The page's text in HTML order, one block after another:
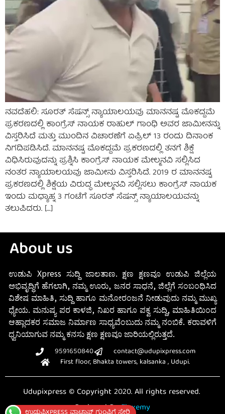
ನವದೆಹಲಿ: ಸೂರತ್ ಸೆಷನ್ಸ್ ನ್ಯಾಯಾಲಯವು ಮಾನನಷ್ಟ ಮೊಕದ್ದಮೆ
ಪ್ರಕರಣದಲ್ಲಿ ಕಾಂಗ್ರೆಸ್ ನಾಯಕ ರಾಹುಲ್ ಗಾಂಧಿ ಅವರ ಜಾಮೀನನ್ನು
ವಿಸ್ತರಿಸಿದೆ ಮತ್ತು ಮುಂದಿನ ವಿಚಾರಣೆಗೆ ಏಪ್ರಿಲ್ 13 ರಂದು ದಿನಾಂಕ
ನಿಗದಿಪಡಿಸಿದೆ. ಮಾನನಷ್ಟ ಮೊಕದ್ದಮೆ ಪ್ರಕರಣದಲ್ಲಿ ತನಗೆ ಶಿಕ್ಷೆ
ವಿಧಿಸಿರುವುದನ್ನು ಪ್ರಶ್ನಿಸಿ ಕಾಂಗ್ರೆಸ್ ನಾಯಕ ಮೇಲ್ಮನವಿ ಸಲ್ಲಿಸಿದ
ನಂತರ ನ್ಯಾಯಾಲಯವು ಜಾಮೀನು ವಿಸ್ತರಿಸಿದೆ. 2019 ರ ಮಾನನಷ್ಟ
ಪ್ರಕರಣದಲ್ಲಿ ಶಿಕ್ಷೆಯ ವಿರುದ್ಧ ಮೇಲ್ಮನವಿ ಸಲ್ಲಿಸಲು ಕಾಂಗ್ರೆಸ್ ನಾಯಕ
ಇಂದು ಮಧ್ಯಾಹ್ನ 3 ಗಂಟೆಗೆ ಸೂರತ್ ಸೆಷನ್ಸ್ ನ್ಯಾಯಾಲಯವನ್ನು
ತಲುಪಿದರು. […]
About us
ಉಡುಪಿ Xpress ಸುದ್ದಿ ಜಾಲತಾಣ. ಕ್ಷಣ ಕ್ಷಣವೂ ಉಡುಪಿ ಜಿಲ್ಲೆಯ
ಅಭಿವೃದ್ಧಿಗೆ ಹೆಗಲಾಗಿ, ನಮ್ಮ ಊರು, ಜನರ ಸಾಧನೆ, ಜಿಲ್ಲೆಗೆ ಸಂಬಂಧಿಸಿದ
ವಿಶೇಷ ಮಾಹಿತಿ, ಸುದ್ದಿ ಹಾಗೂ ಮನೋರಂಜನೆ ನೀಡುವುದು ನಮ್ಮ ಮುಖ್ಯ
ಧ್ಯೇಯ. ಮನುಷ್ಯ ಪರ ಕಾಳಜಿ, ನಿಖರ ಹಾಗೂ ಪಕ್ವ ಸುದ್ದಿ, ಮಾಹಿತಿಯಿಂದ
ಆಹ್ಲಾದಕರ ಸಮಾಜ ನಿರ್ಮಾಣ ಸಾಧ್ಯವೆಂಬುದು ನಮ್ಮ ನಂಬಿಕೆ. ಕರಾವಳಿಗೆ
ಧ್ವನಿಯಾಗುವ ನಮ್ಮ ಕನಸು ಕ್ಷಣ ಕ್ಷಣವೂ ಜಾರಿಯಲ್ಲಿರುತ್ತದೆ.
9591650840
contact@udupixpress.com
First floor, Bhakta towers, kalsanka , Udupi.
Udupixpress © Copyright 2020. All rights reserved.
Designed ByFluxemy